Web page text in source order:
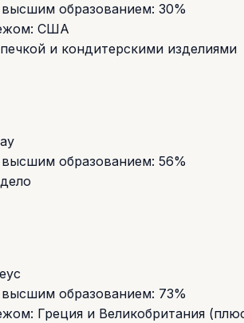
образованием: 30%
США
и кондитерскими изделиями
образованием: 56%
образованием: 73%
Греция и Великобритания